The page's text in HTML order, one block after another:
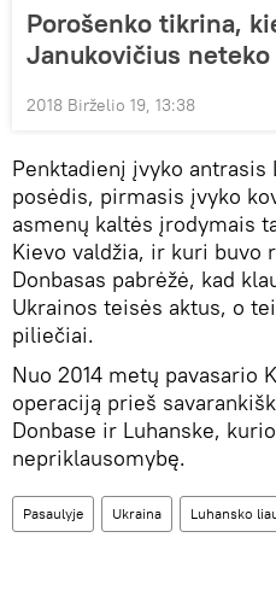
Porošenko tikrina,
Janukovičius
2018 Birželio 19, 13:38
Penktadienį įvyko
posėdis, pirmasis įvyko
asmenų kaltės įrodymais
Kievo valdžia, ir kuri buvo
Donbasas pabrėžė, kad
Ukrainos teisės aktus, o
piliečiai.
Nuo 2014 metų pavasario
operaciją prieš
Donbase ir Luhanske,
nepriklausomybę.
Pasaulyje Ukraina Luhansko